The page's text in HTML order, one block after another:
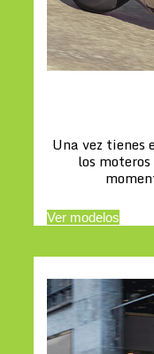
Una vez tienes
los
Ver modelos